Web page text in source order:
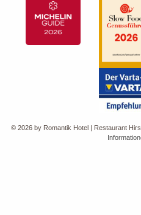
© 2026 by Romantik Hotel | Restaurant